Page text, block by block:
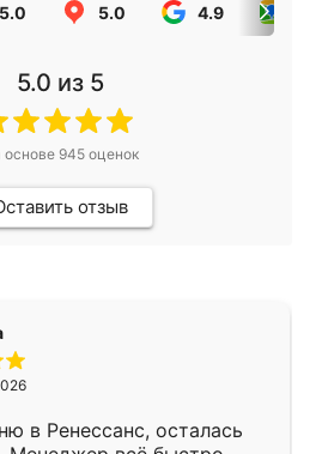
5.0 5.0 4.9
5.0 из 5
основе 945оценок
отзыв
в Ренессанс, осталась